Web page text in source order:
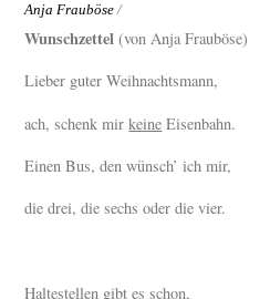
Anja Frauböse /
Wunschzettel(von Anja Frauböse)
Lieber guter Weihnachtsmann,
ach, schenk mirkeine Eisenbahn.
Einen Bus, den wünsch’ ich mir,
die drei, die sechs oder die vier.
Haltestellen gibt es schon,